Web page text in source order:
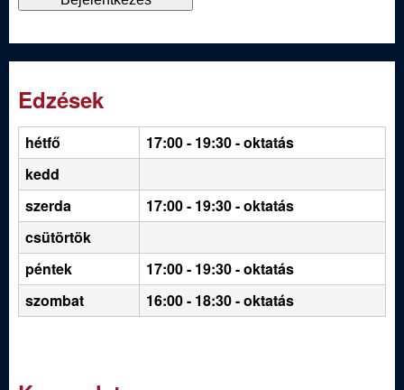
Edzések
hétfő 17:00 - 19:30- oktatás
kedd
szerda
17:00 - 19:30 - oktatás
csütörtök
péntek
17:00 - 19:30 - oktatás
szombat
16:00 - 18:30 - oktatás